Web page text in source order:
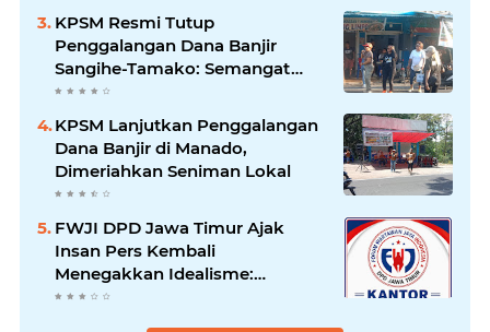
KPSM Resmi Tutup
Penggalangan Dana Banjir
Sangihe-Tamako: Semangat
Kebersamaan & Solidaritas
KPSM Lanjutkan Penggalangan
Dana Banjir di Manado,
Dimeriahkan Seniman Lokal
FWJI DPD Jawa Timur Ajak
Insan Pers Kembali
Menegakkan Idealisme:
"Menjadi Penulis Bukan